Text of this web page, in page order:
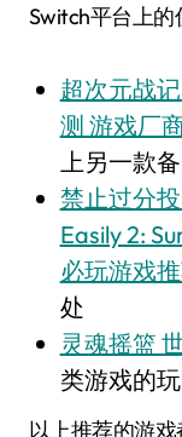
Switch平台上的
超次元战
测 游戏厂
上另一款
禁止过分
Easily 2:
必玩游戏
处
灵魂摇篮
类游戏的
以上推荐的游